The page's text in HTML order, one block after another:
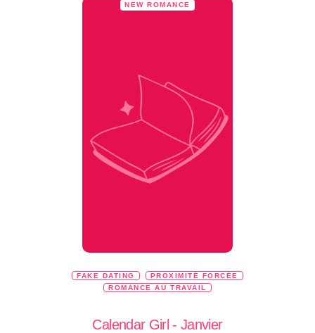
NEW ROMANCE
FAKE DATING
PROXIMITÉ FORCÉE
ROMANCE AU TRAVAIL
Calendar Girl - Janvier